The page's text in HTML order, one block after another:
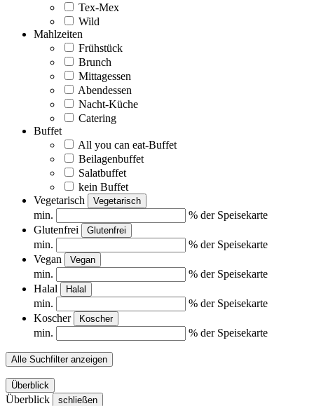
Tex-Mex
Wild
Mahlzeiten
Frühstück
Brunch
Mittagessen
Abendessen
Nacht-Küche
Catering
Buffet
All you can eat-Buffet
Beilagenbuffet
Salatbuffet
kein Buffet
Vegetarisch
Vegetarisch
min.
% der Speisekarte
Glutenfrei
Glutenfrei
min.
% der Speisekarte
Vegan
Vegan
min.
% der Speisekarte
Halal
Halal
min.
% der Speisekarte
Koscher
Koscher
min. % der Speisekarte
Alle Suchfilter anzeigen
Überblick
Überblick schließen